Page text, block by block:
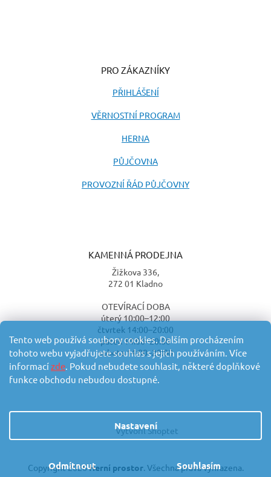
Tento web používá soubory cookies. Dalším procházením
tohoto webu vyjadřujete souhlas s jejich používáním. Více
informacízde. Pokud nebudete souhlasit, některé doplňkové
funkce obchodu nebudou dostupné.
Nastavení
Odmítnout Souhlasím
PRO ZÁKAZNÍKY
PŘIHLÁŠENÍ
VĚRNOSTNÍ PROGRAM
HERNA
PŮJČOVNA
PROVOZNÍ ŘÁD PŮJČOVNY
KAMENNÁ PRODEJNA
Žižkova 336,
272 01 Kladno
OTEVÍRACÍ DOBA
úterý 10:00–12:00
čtvrtek 14:00–20:00
pátek 14:00–20:00
sobota 14:00–20:00
Vytvořil Shoptet
Copyright 2026Herní prostor. Všechna práva vyhrazena.